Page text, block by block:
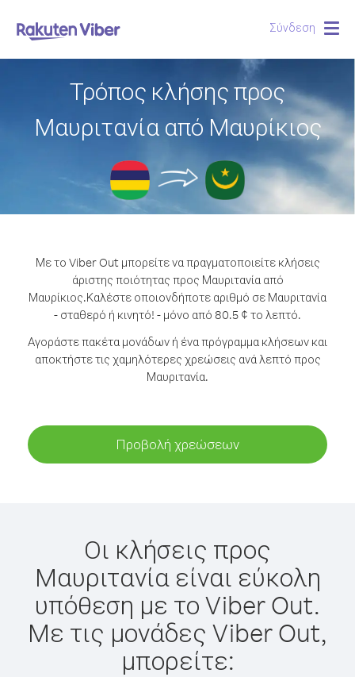
Σύνδεση
Τρόπος κλήσης προς
Μαυριτανία από Μαυρίκιος
Με το Viber Out μπορείτε να πραγματοποιείτε κλήσεις
άριστης ποιότητας προς Μαυριτανία από
Μαυρίκιος.Καλέστε οποιονδήποτε αριθμό σε Μαυριτανία
- σταθερό ή κινητό! - μόνο από 80.5 ¢ το λεπτό.
Αγοράστε πακέτα μονάδων ή ένα πρόγραμμα κλήσεων και
αποκτήστε τις χαμηλότερες χρεώσεις ανά λεπτό προς
Μαυριτανία.
Προβολή χρεώσεων
Οι κλήσεις προς
Μαυριτανία είναι εύκολη
υπόθεση με το Viber Out.
Με τις μονάδες Viber Out,
μπορείτε: